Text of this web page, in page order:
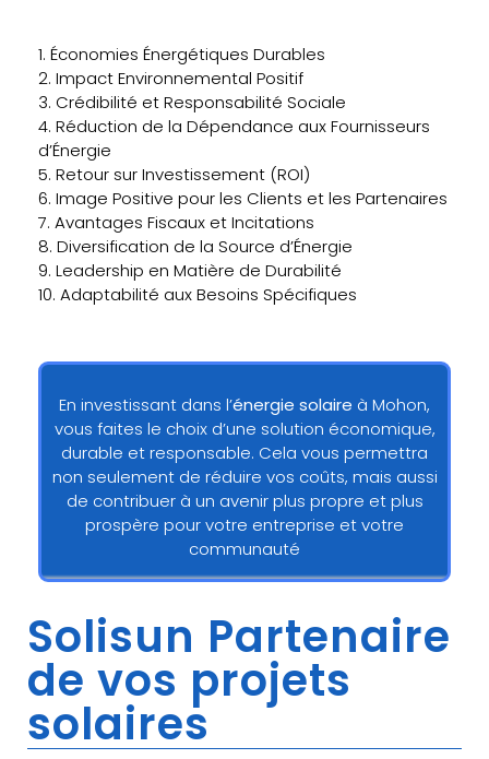
1. Économies Énergétiques Durables
2. Impact Environnemental Positif
3. Crédibilité et Responsabilité Sociale
4. Réduction de la Dépendance aux Fournisseurs
d’Énergie
5. Retour sur Investissement (ROI)
6. Image Positive pour les Clients et les Partenaires
7. Avantages Fiscaux et Incitations
8. Diversification de la Source d’Énergie
9. Leadership en Matière de Durabilité
10. Adaptabilité aux Besoins Spécifiques
En investissant dans l’énergie solaire à Mohon,
vous faites le choix d’une solution économique,
durable et responsable. Cela vous permettra
non seulement de réduire vos coûts, mais aussi
de contribuer à un avenir plus propre et plus
prospère pour votre entreprise et votre
communauté
Solisun Partenaire
de vos projets
solaires